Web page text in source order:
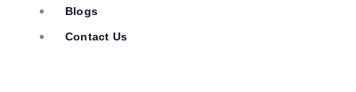
Blogs
Contact Us